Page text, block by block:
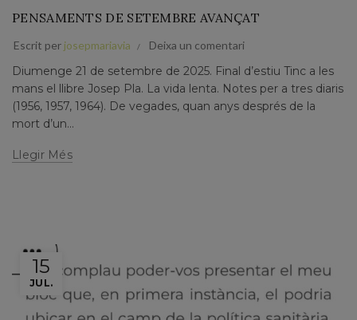
PENSAMENTS DE SETEMBRE AVANÇAT
Escrit per josepmariavia Deixa un comentari
Diumenge 21 de setembre de 2025. Final d’estiu Tinc a les
mans el llibre Josep Pla. La vida lenta. Notes per a tres diaris
(1956, 1957, 1964). De vegades, quan anys després de la
mort d’un...
Llegir Més
15
JUL.